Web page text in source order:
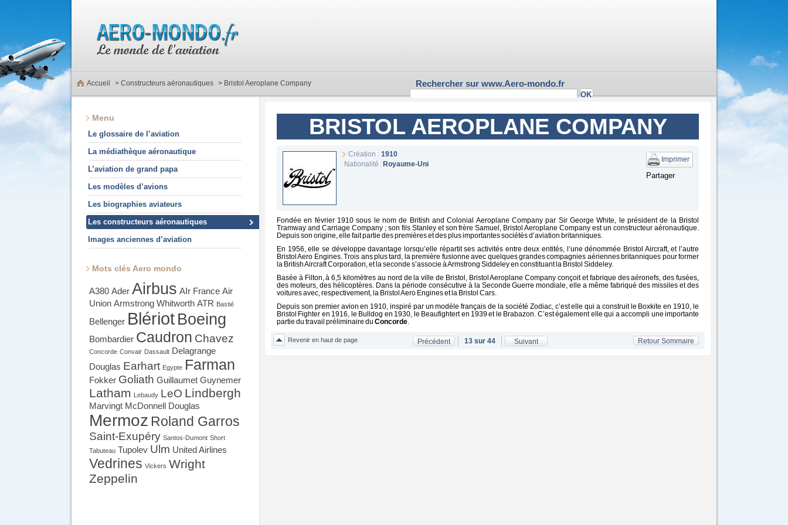
Accueil > Constructeurs aéronautiques > Bristol Aeroplane Company Rechercher sur www.Aero-mondo.fr
Menu
Le glossaire de l’aviation
La médiathèque aéronautique
L’aviation de grand papa
Les modèles d’avions
Les biographies aviateurs
Les constructeurs aéronautiques
Images anciennes d’aviation
Mots clés Aero mondo
A380 Ader Airbus AIr France Air
Union Armstrong Whitworth ATR Bastié
Bellenger Blériot Boeing
Bombardier Caudron Chavez
Concorde Convair Dassault Delagrange
Douglas Earhart Egypte Farman
Fokker Goliath Guillaumet Guynemer
Latham Lebaudy LeO Lindbergh
Marvingt McDonnell Douglas
Mermoz Roland Garros
Saint-Exupéry Santos-Dumont Short
Tabuteau Tupolev Ulm United Airlines
Vedrines Vickers Wright
Zeppelin
BRISTOL AEROPLANE COMPANY
Création : 1910
Nationalité : Royaume-Uni
Imprimer
Partager
Fondée en février 1910 sous le nom de British and Colonial Aeroplane Company par Sir George White, le président de la Bristol
Tramway and Carriage Company ; son fils Stanley et son frère Samuel, Bristol Aeroplane Company est un constructeur aéronautique.
Depuis son origine, elle fait partie des premières et des plus importantes sociétés d’aviation britanniques.
En 1956, elle se développe davantage lorsqu’elle répartit ses activités entre deux entités, l’une dénommée Bristol Aircraft, et l’autre
Bristol Aero Engines. Trois ans plus tard, la première fusionne avec quelques grandes compagnies aériennes britanniques pour former
la British Aircraft Corporation, et la seconde s’associe à Armstrong Siddeley en constituant la Bristol Siddeley.
Basée à Filton, à 6,5 kilomètres au nord de la ville de Bristol, Bristol Aeroplane Company conçoit et fabrique des aéronefs, des fusées,
des moteurs, des hélicoptères. Dans la période consécutive à la Seconde Guerre mondiale, elle a même fabriqué des missiles et des
voitures avec, respectivement, la Bristol Aero Engines et la Bristol Cars.
Depuis son premier avion en 1910, inspiré par un modèle français de la société Zodiac, c’est elle qui a construit le Boxkite en 1910, le
Bristol Fighter en 1916, le Bulldog en 1930, le Beaufightert en 1939 et le Brabazon. C’est également elle qui a accompli une importante
partie du travail préliminaire du Concorde
Revenir en haut de page Précédent 13 sur 44 Suivant Retour Sommaire